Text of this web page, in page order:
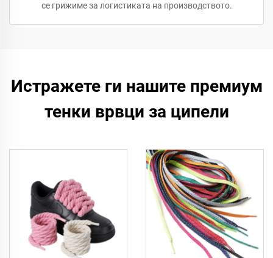
се грижиме за логистиката на производството.
Истражете ги нашите премиум
тенки врвци за ципели